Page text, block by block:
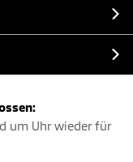
um Uhr wieder für